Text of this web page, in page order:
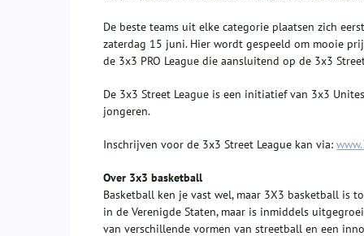
De beste teams uit elke categorie plaatsen zich
zaterdag 15 juni. Hier wordt gespeeld om mooie
de 3x3 PRO League die aansluitend op de 3x3
De 3x3 Street League is een initiatief van 3x3
jongeren.
Inschrijven voor de 3x3 Street League kan via:
Over 3x3 basketball
Basketball ken je vast wel, maar 3X3 basketball is
in de Verenigde Staten, maar is inmiddels
van verschillende vormen van streetball en een